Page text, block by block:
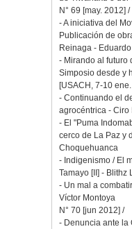
N° 69 [may. 2012] /
- A iniciativa del
Publicación de
Reinaga -
- Mirando al futuro
Simposio desde y
[USACH, 7-10
- Continuando el
agrocéntrica -
- El "Puma
cerco de La Paz y
Choquehuanca
- Indigenismo / El
Tamayo [II] - Blithz
- Un mal a
Víctor Montoya
N° 70 [jun 2012] /
- Denuncia ante la